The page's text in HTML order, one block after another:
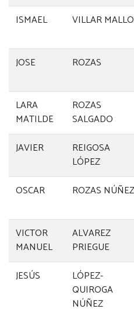
ISMAEL
VILLAR MALLO
JOSE
ROZAS
LARA
MATILDE
ROZAS
SALGADO
JAVIER
REIGOSA
LÓPEZ
OSCAR
ROZAS NÚÑEZ
VICTOR
MANUEL
ALVAREZ
PRIEGUE
JESÚS
LÓPEZ-
QUIROGA
NÚÑEZ